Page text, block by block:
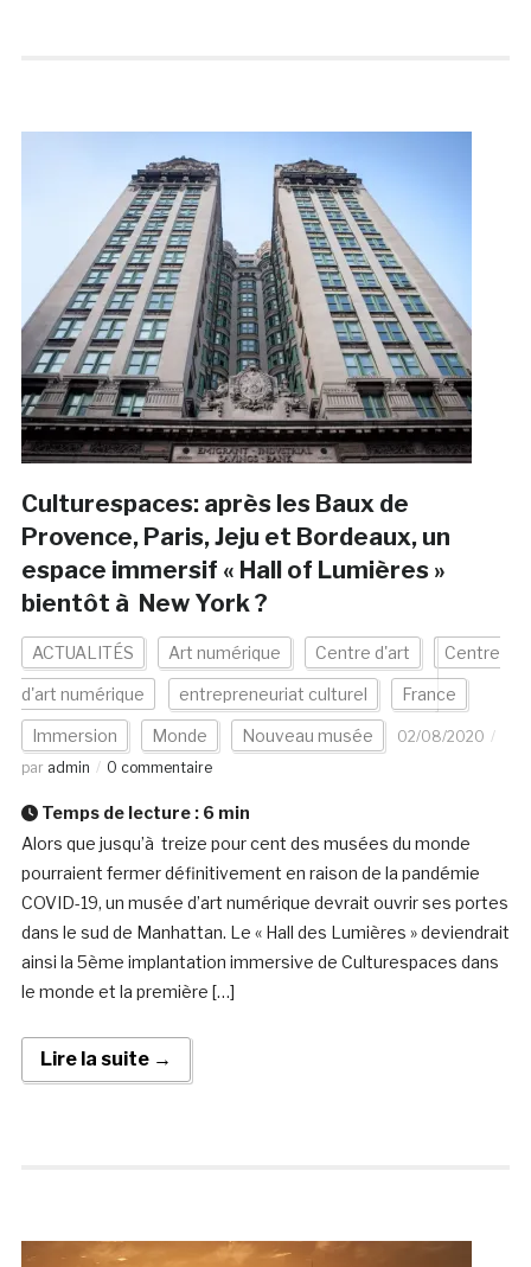
Culturespaces: après les Baux de
Provence, Paris, Jeju et Bordeaux, un
espace immersif « Hall of Lumières »
bientôt à New York ?
ACTUALITÉS Art numérique Centre d'art Centre
d'art numérique entrepreneuriat culturel France
Immersion Monde Nouveau musée
02/08/2020
par admin 0 commentaire
Temps de lecture : 6 min
Alors que jusqu’à treize pour cent des musées du monde
pourraient fermer définitivement en raison de la pandémie
COVID-19, un musée d’art numérique devrait ouvrir ses portes
dans le sud de Manhattan. Le « Hall des Lumières » deviendrait
ainsi la 5ème implantation immersive de Culturespaces dans
le monde et la première […]
Lire la suite →